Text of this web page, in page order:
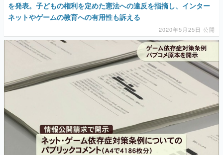
を発表。子どもの権利を定めた憲法への違反を指摘し、インター
ネットやゲームの教育への有用性も訴える
2020年5月25日 公開